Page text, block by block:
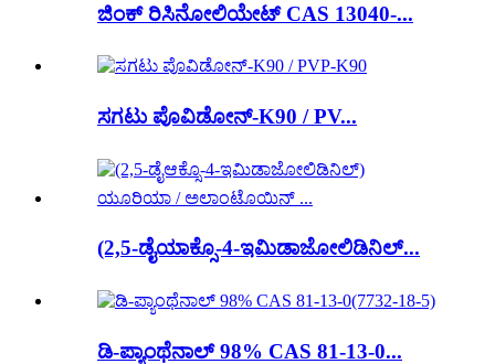
ಜಿಂಕ್ ರಿಸಿನೋಲಿಯೇಟ್ CAS 13040-...
ಸಗಟು ಪೊವಿಡೋನ್-K90 / PV...
(2,5-ಡೈಯಾಕ್ಸೊ-4-ಇಮಿಡಾಜೋಲಿಡಿನಿಲ್...
ಡಿ-ಪ್ಯಾಂಥೆನಾಲ್ 98% CAS 81-13-0...